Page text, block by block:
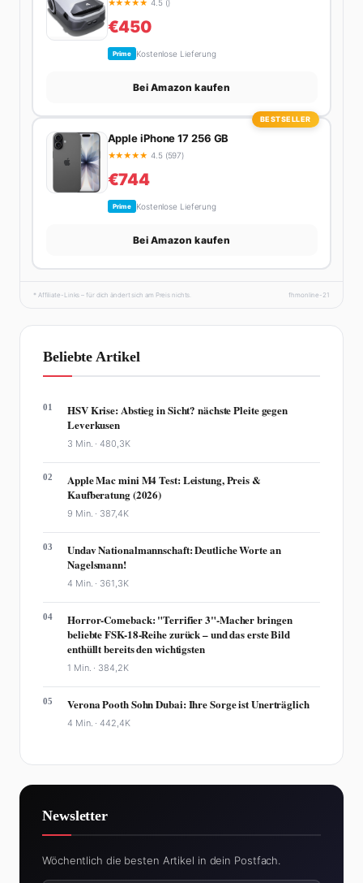
★★★★★ 4.5 ()
€450
Prime Kostenlose Lieferung
Bei Amazon kaufen
BESTSELLER
Apple iPhone 17 256 GB
★★★★★ 4.5 (597)
€744
Prime Kostenlose Lieferung
Bei Amazon kaufen
* Affiliate-Links – für dich ändert sich am Preis nichts. fhmonline-21
Beliebte Artikel
01
HSV Krise: Abstieg in Sicht? nächste Pleite gegen
Leverkusen
3 Min. ·480,3K
02
Apple Mac mini M4 Test: Leistung, Preis &
Kaufberatung (2026)
9 Min. · 387,4K
03
Undav Nationalmannschaft: Deutliche Worte an
Nagelsmann!
4 Min. · 361,3K
04
Horror-Comeback: "Terrifier 3"-Macher bringen
beliebte FSK-18-Reihe zurück – und das erste Bild
enthüllt bereits den wichtigsten
1 Min. · 384,2K
05 Verona Pooth Sohn Dubai: Ihre Sorge ist Unerträglich
4 Min. ·442,4K
Newsletter
Wöchentlich die besten Artikel in dein Postfach.